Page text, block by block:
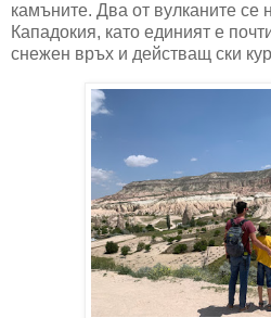
камъните. Два от вулканите се
Кападокия, като единият е
снежен връх и действащ ски